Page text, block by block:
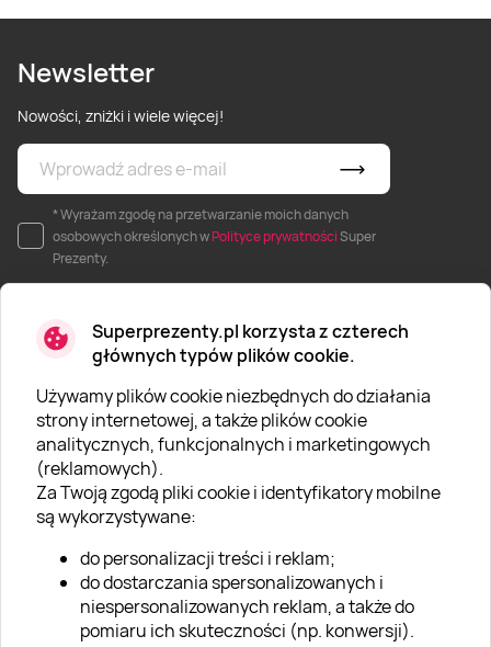
Superprezenty.pl korzysta z czterech
głównych typów plików cookie.
Używamy plików cookie niezbędnych do działania
strony internetowej, a także plików cookie
analitycznych, funkcjonalnych i marketingowych
(reklamowych).
Za Twoją zgodą pliki cookie i identyfikatory mobilne
są wykorzystywane:
do personalizacji treści i reklam;
do dostarczania spersonalizowanych i
niespersonalizowanych reklam, a także do
pomiaru ich skuteczności (np. konwersji).
Newsletter
Nowości, zniżki i wiele więcej!
* Wyrażam zgodę na przetwarzanie moich danych
osobowych określonych wPolityce prywatnościSuper
Prezenty.
O SUPERPREZENTY
O nas
Aktualności
Kariera w Super Prezentach
Klub Lojalnościowy